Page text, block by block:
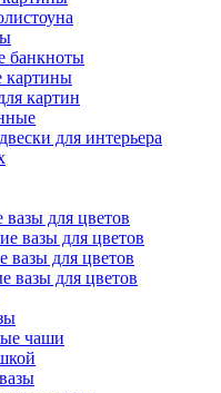
банкноты
картины
картин
для интерьера
для цветов
вазы для цветов
вазы для цветов
вазы для цветов
чаши